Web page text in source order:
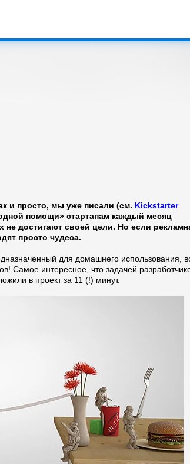
и просто, мы уже писали (см. Kickstarter
помощи» стартапам каждый месяц
достигают своей цели. Но если
просто чудеса.
для домашнего использования,
Самое интересное, что задачей
в проект за 11 (!) минут.